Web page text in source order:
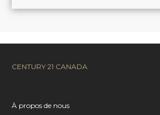
CENTURY 21 CANADA
À propos de nous